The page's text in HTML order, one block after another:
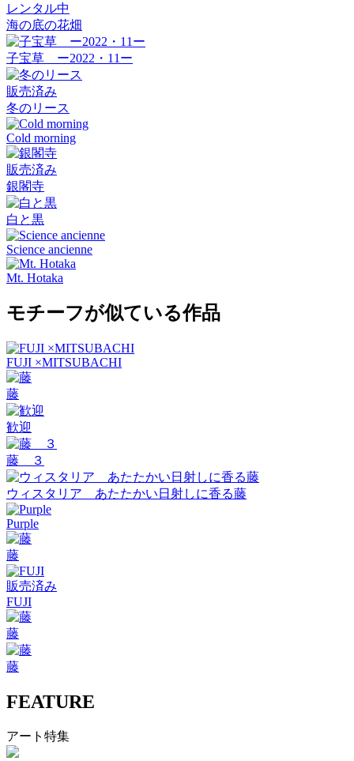
レンタル中
海の底の花畑
子宝草 ー2022・11ー
販売済み
冬のリース
Cold morning
販売済み
銀閣寺
白と黒
Science ancienne
Mt. Hotaka
モチーフが似ている作品
FUJI ×MITSUBACHI
藤
歓迎
藤 ３
ウィスタリア あたたかい日射しに香る藤
Purple
藤
販売済み
FUJI
藤
藤
FEATURE
アート特集